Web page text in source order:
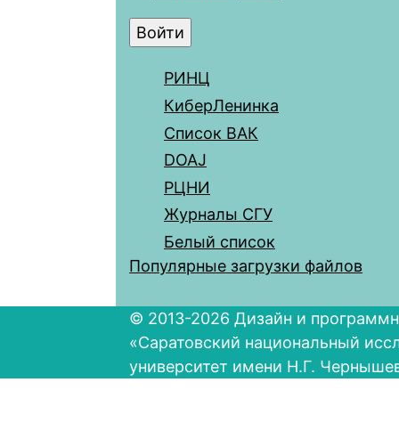
РИНЦ
КиберЛенинка
Список ВАК
DOAJ
РЦНИ
Журналы СГУ
Белый список
Популярные загрузки файлов
© 2013-2026 Дизайн и
«Саратовский национальный
университет имени Н.Г.